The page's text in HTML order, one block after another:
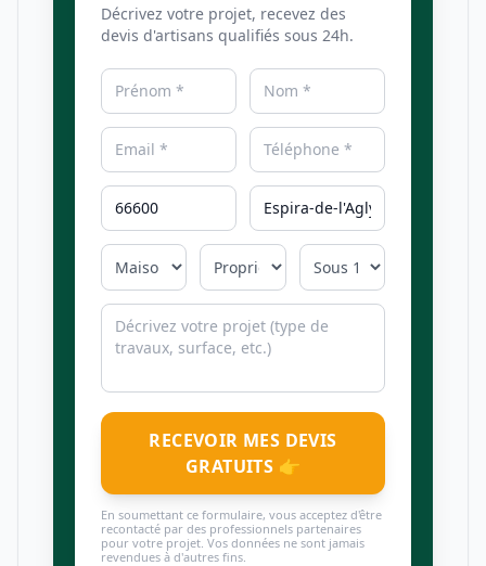
Décrivez votre projet, recevez des
devis d'artisans qualifiés sous 24h.
RECEVOIR MES DEVIS
GRATUITS 👉
En soumettant ce formulaire, vous acceptez d'être
recontacté par des professionnels partenaires
pour votre projet. Vos données ne sont jamais
revendues à d'autres fins.